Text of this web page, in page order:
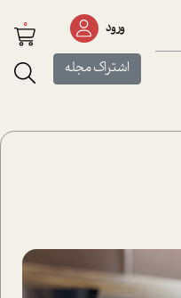
ورود
اشتراک مجله
0